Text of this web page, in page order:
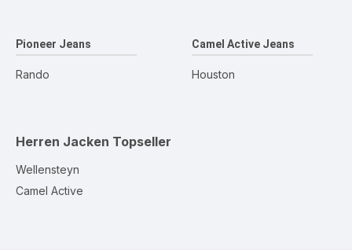
Pioneer Jeans
Rando
Camel Active Jeans
Houston
Herren Jacken Topseller
Wellensteyn
Camel Active